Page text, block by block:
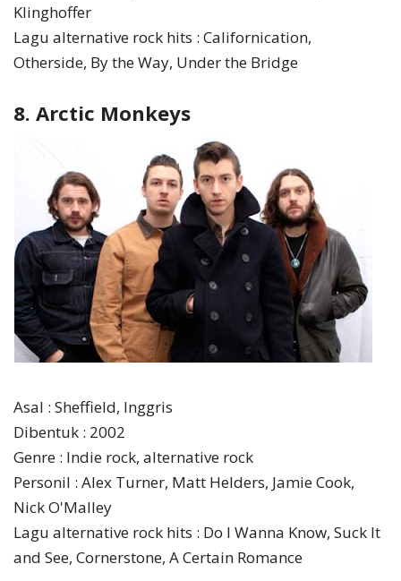
Klinghoffer
Lagu alternative rock hits : Californication,
Otherside, By the Way, Under the Bridge
8. Arctic Monkeys
Asal : Sheffield, Inggris
Dibentuk : 2002
Genre : Indie rock, alternative rock
Personil : Alex Turner, Matt Helders, Jamie Cook,
Nick O'Malley
Lagu alternative rock hits : Do I Wanna Know, Suck It
and See, Cornerstone, A Certain Romance